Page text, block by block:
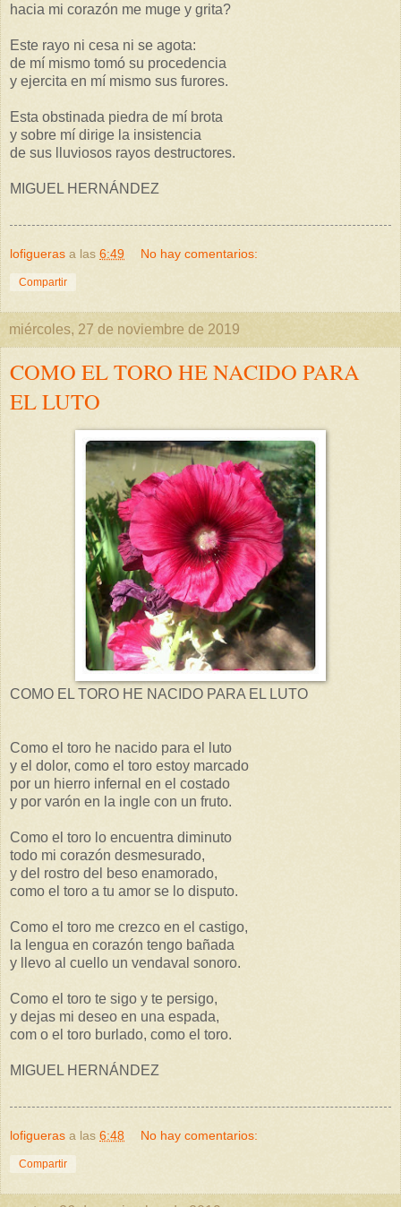
hacia mi corazón me muge y grita?
Este rayo ni cesa ni se agota:
de mí mismo tomó su procedencia
y ejercita en mí mismo sus furores.
Esta obstinada piedra de mí brota
y sobre mí dirige la insistencia
de sus lluviosos rayos destructores.
MIGUEL HERNÁNDEZ
lofigueras a las 6:49 No hay comentarios:
Compartir
miércoles, 27 de noviembre de 2019
COMO EL TORO HE NACIDO PARA
EL LUTO
COMO EL TORO HE NACIDO PARA EL LUTO
Como el toro he nacido para el luto
y el dolor, como el toro estoy marcado
por un hierro infernal en el costado
y por varón en la ingle con un fruto.
Como el toro lo encuentra diminuto
todo mi corazón desmesurado,
y del rostro del beso enamorado,
como el toro a tu amor se lo disputo.
Como el toro me crezco en el castigo,
la lengua en corazón tengo bañada
y llevo al cuello un vendaval sonoro.
Como el toro te sigo y te persigo,
y dejas mi deseo en una espada,
com o el toro burlado, como el toro.
MIGUEL HERNÁNDEZ
lofigueras a las 6:48 No hay comentarios:
Compartir